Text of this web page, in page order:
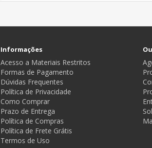
Informações
Acesso a Materiais Restritos
Formas de Pagamento
Dúvidas Frequentes
Política de Privacidade
Como Comprar
Prazo de Entrega
Política de Compras
Política de Frete Grátis
Termos de Uso